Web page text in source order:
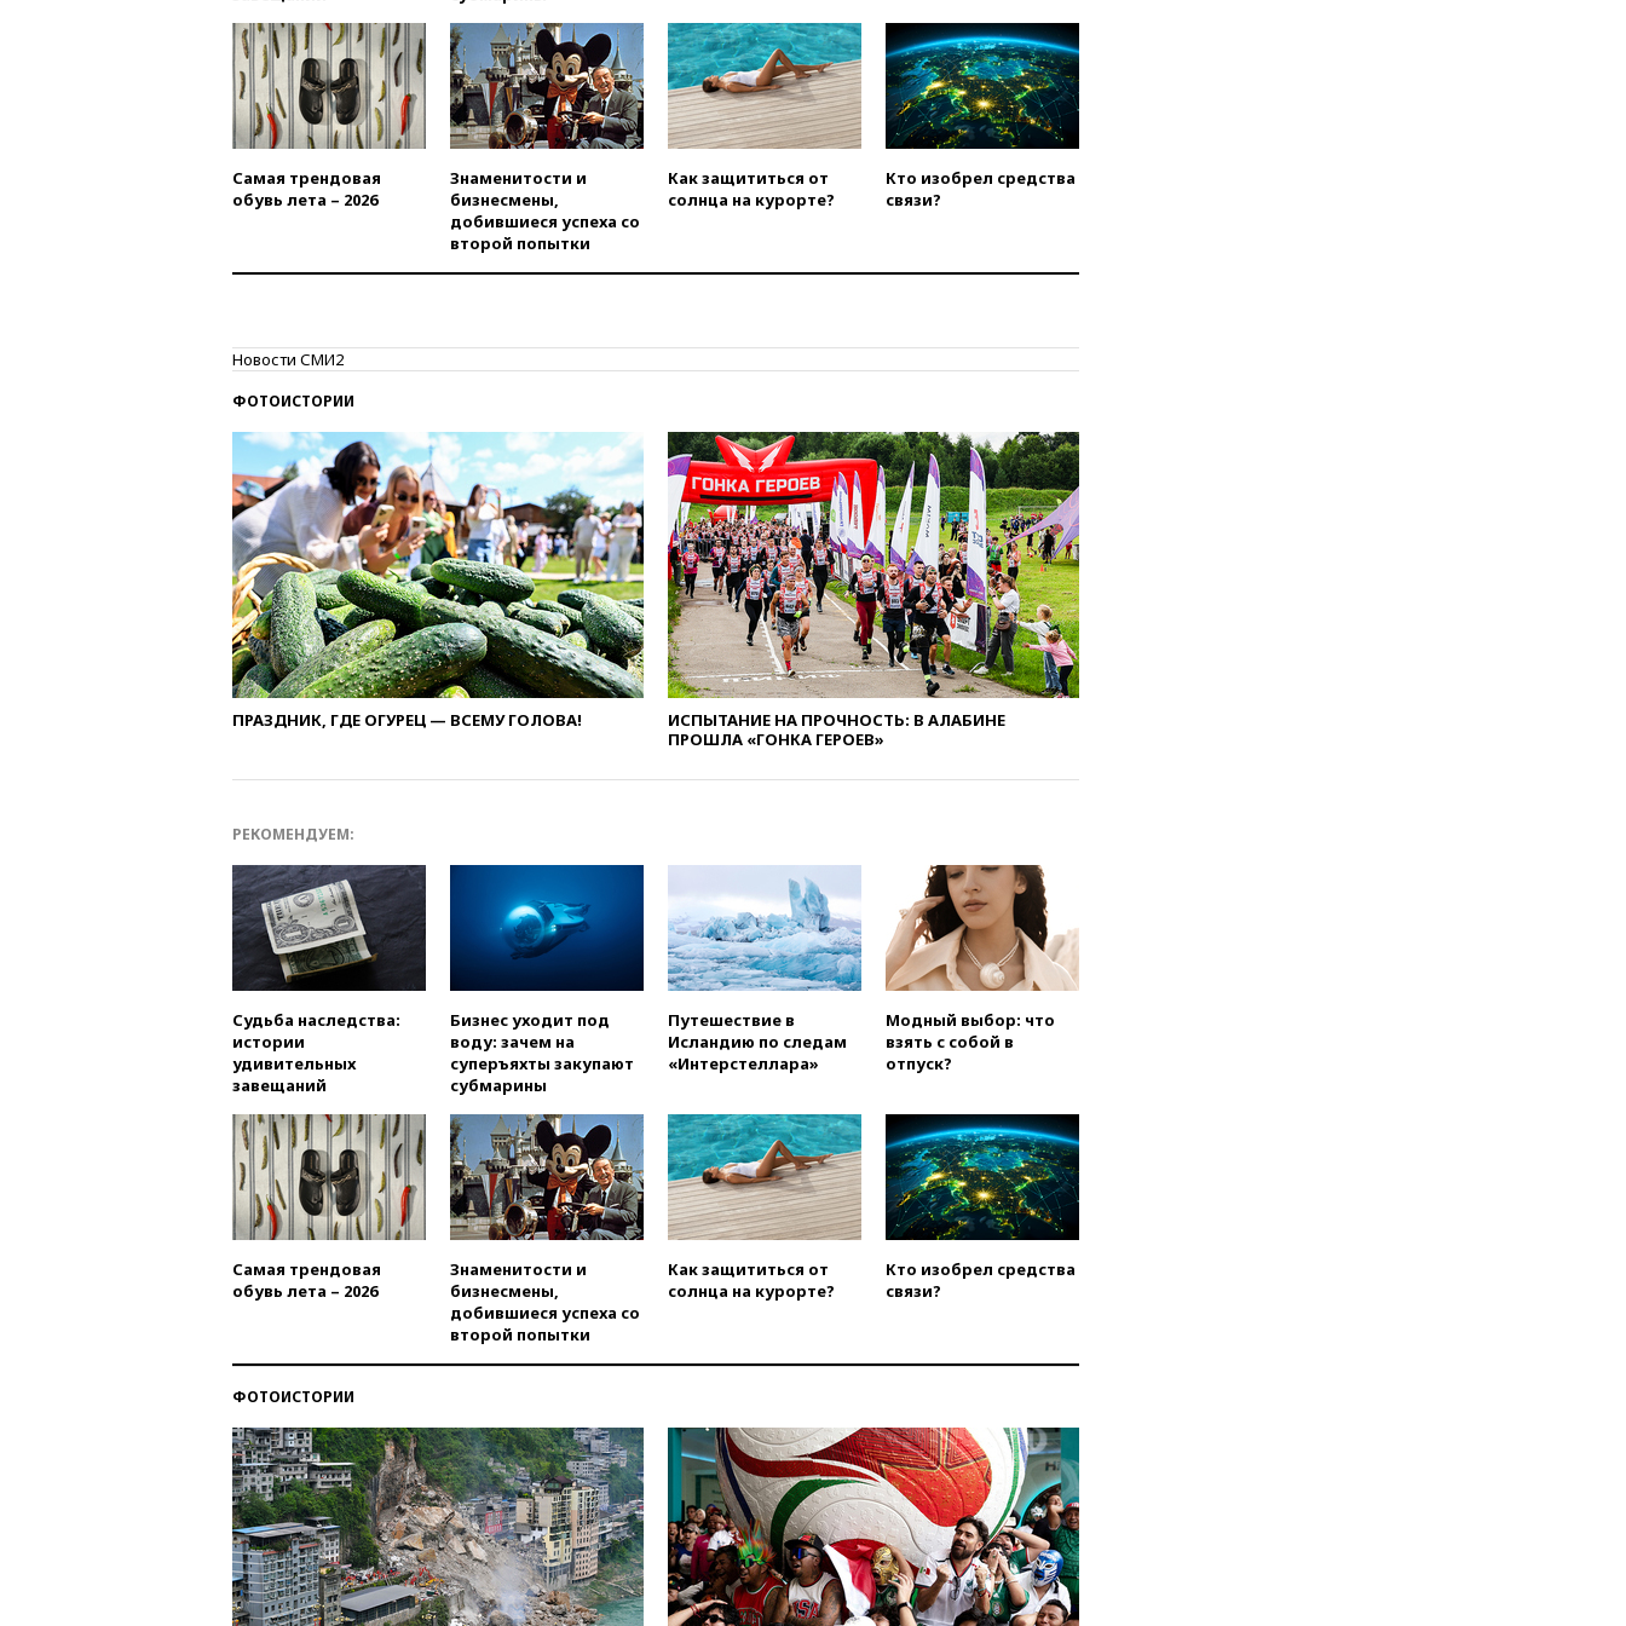
идут поиски семьи, пропавшей
во время сплава
вчера, 23:30Жителя Нижнего
Тагила арестовали за реакции
в Теlegram
вчера, 22:50 Российский
режиссер Кирилл Соколов
к мораторию на удары по
президентом республики
вчера, 20:58Финляндия
введет экзамен для
претендентов на получение
гражданства
вчера, 20:12Минобороны
Болгарии: упавший в стране
беспилотник, скорее всего,
был украинским
вчера, 19:29ОАЭ обвинили
Иран в атаке на судно
нефтяной компании ADNOC в
Ормузе
ТАСС: Уиткофф и
Кушнер могут вскоре посетить
Москву и Киев
вчера, 17:43«Тиса» выдвинула
экс-председателя Верховного
Венгрии
вчера, 16:50Politico: «Газовая
вчера, 16:16Беспилотник
взорвался вблизи
газопровода в Болгарии
вчера, 15:25При атаке БПЛА в
Белгородской области погиб
мирный житель
вчера, 14:54 В Аргентине умер
Черном море
вчера, 14:20Генпрокурором
США стал Тодд Бланш
вчера, 13:37 Пляжи
Геленджика закрыты из-за
опасности БПЛА
вчера, 13:03Испания ввела
Самая трендовая
обувь лета – 2026
Знаменитости и
бизнесмены,
добившиеся успеха со
второй попытки
Как защититься от
солнца на курорте?
Кто изобрел средства
связи?
Новости СМИ2
ФОТОИСТОРИИ
ПРАЗДНИК, ГДЕ ОГУРЕЦ — ВСЕМУ ГОЛОВА!
ИСПЫТАНИЕ НА ПРОЧНОСТЬ: В АЛАБИНЕ
ПРОШЛА «ГОНКА ГЕРОЕВ»
РЕКОМЕНДУЕМ:
Судьба наследства:
истории
удивительных
завещаний
Бизнес уходит под
воду: зачем на
суперъяхты закупают
субмарины
Путешествие в
Исландию по следам
«Интерстеллара»
Модный выбор: что
взять с собой в
отпуск?
Самая трендовая
обувь лета – 2026
Знаменитости и
бизнесмены,
добившиеся успеха со
второй попытки
Как защититься от
солнца на курорте?
Кто изобрел средства
связи?
ФОТОИСТОРИИ